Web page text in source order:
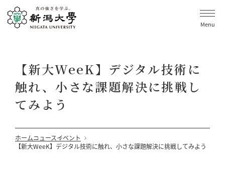
Menu
【新大WeeK】デジタル技術に
触れ、小さな課題解決に挑戦し
てみよう
ホームニュースイベント
【新大WeeK】デジタル技術に触れ、小さな課題解決に挑戦してみよう